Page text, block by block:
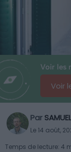
Voir les
Voir
Par
Le 14 août,
Temps de lecture: 4